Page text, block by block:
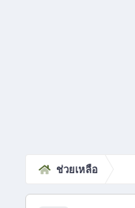
ช่วยเหลือ